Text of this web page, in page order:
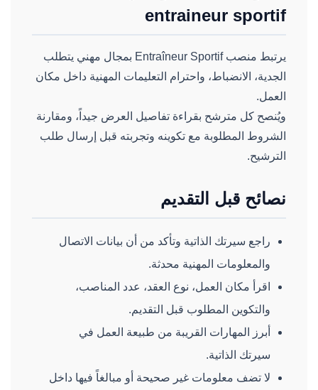
entraineur sportif
يرتبط منصب Entraîneur Sportif بمجال مهني يتطلب
الجدية، الانضباط، واحترام التعليمات المهنية داخل مكان
العمل.
ويُنصح كل مترشح بقراءة تفاصيل العرض جيداً، ومقارنة
الشروط المطلوبة مع تكوينه وتجربته قبل إرسال طلب
الترشيح.
نصائح قبل التقديم
راجع سيرتك الذاتية وتأكد من أن بيانات الاتصال
والمعلومات المهنية محدثة.
اقرأ مكان العمل، نوع العقد، عدد المناصب،
والتكوين المطلوب قبل التقديم.
أبرز المهارات القريبة من طبيعة العمل في
سيرتك الذاتية.
لا تضف معلومات غير صحيحة أو مبالغاً فيها داخل